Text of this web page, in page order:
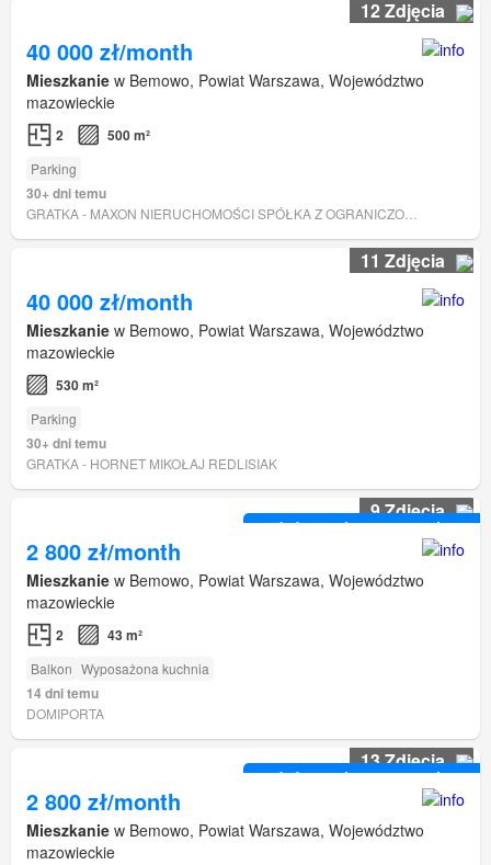
12 Zdjęcia
40 000 zł/month
Mieszkanie w Bemowo, Powiat Warszawa, Województwo
mazowieckie
2 500 m²
Parking
30+ dni temu
11 Zdjęcia
40 000 zł/month
Mieszkanie w Bemowo, Powiat Warszawa, Województwo
mazowieckie
530 m²
Parking
30+ dni temu
GRATKA - HORNET MIKOŁAJ REDLISIAK
dużym zainteresowaniem
9 Zdjęcia
2 800 zł/month
Mieszkanie w Bemowo, Powiat Warszawa, Województwo
mazowieckie
2 43 m²
Balkon Wyposażona kuchnia
14 dni temu
DOMIPORTA
dużym zainteresowaniem
13 Zdjęcia
2 800 zł/month
Mieszkanie w Bemowo, Powiat Warszawa, Województwo
mazowieckie